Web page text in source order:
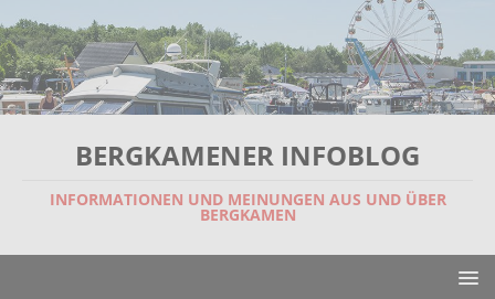
BERGKAMENER INFOBLOG
INFORMATIONEN UND MEINUNGEN AUS UND ÜBER
BERGKAMEN